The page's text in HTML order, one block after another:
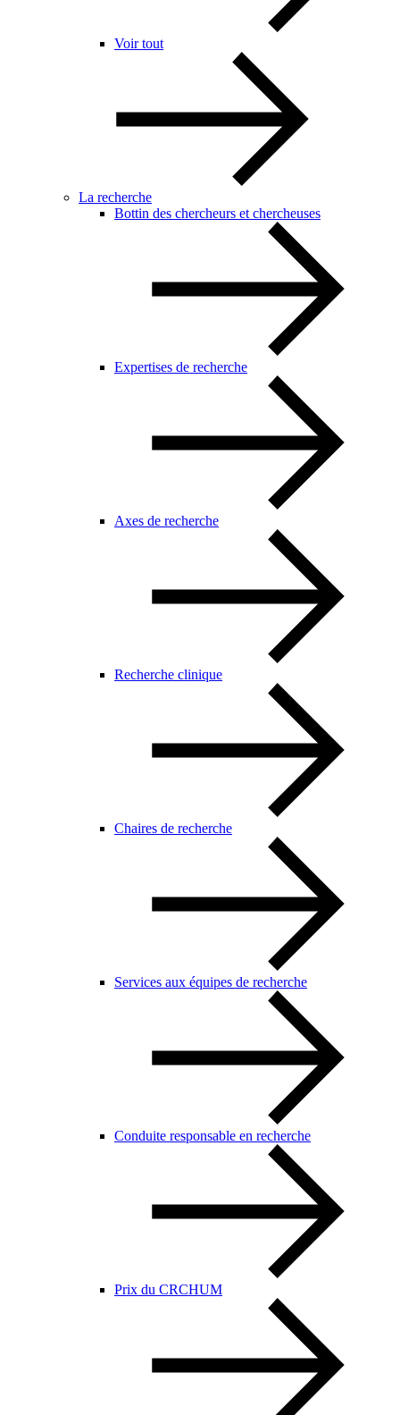
Voir tout
La recherche
Bottin des chercheurs et chercheuses
Expertises de recherche
Axes de recherche
Recherche clinique
Chaires de recherche
Services aux équipes de recherche
Conduite responsable en recherche
Prix du CRCHUM